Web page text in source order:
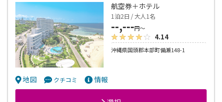
航空券＋ホテル
1泊2日 / 大人1名
--,---円～
4.14
沖縄県国頭郡本部町備瀬148-1
地図 クチコミ 情報